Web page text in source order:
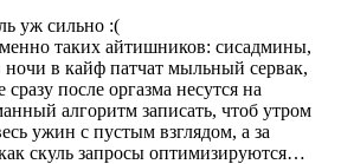
уж сильно :(
таких айтишников: сисадмины,
ночи в кайф патчат мыльный сервак,
после оргазма несутся на
алгоритм записать, чтоб утром
ужин с пустым взглядом, а за
скуль запросы оптимизируются…